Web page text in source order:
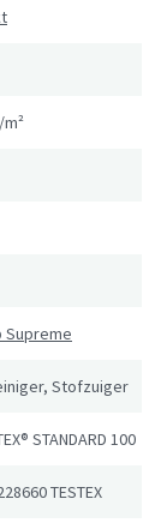
Supreme
Stofzuiger
STANDARD 100
TESTEX